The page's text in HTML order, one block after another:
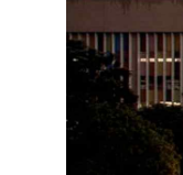
Se fler bilder